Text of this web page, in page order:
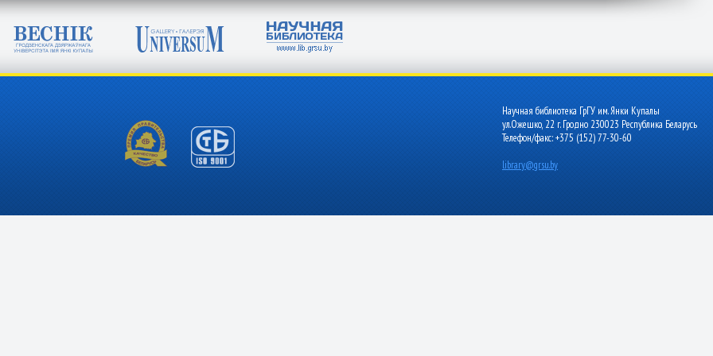
Научная библиотека ГрГУ им. Янки Купалы
ул.Ожешко, 22 г. Гродно 230023 Республика Беларусь
Телефон/факс: +375 (152) 77-30-60
library@grsu.by